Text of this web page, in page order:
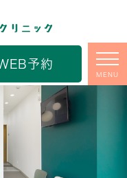
予約
MENU